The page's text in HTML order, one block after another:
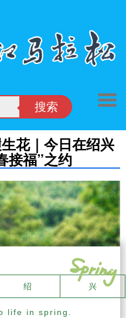
搜索
花｜今日在绍兴
接福”之约
绍 兴
life in spring.